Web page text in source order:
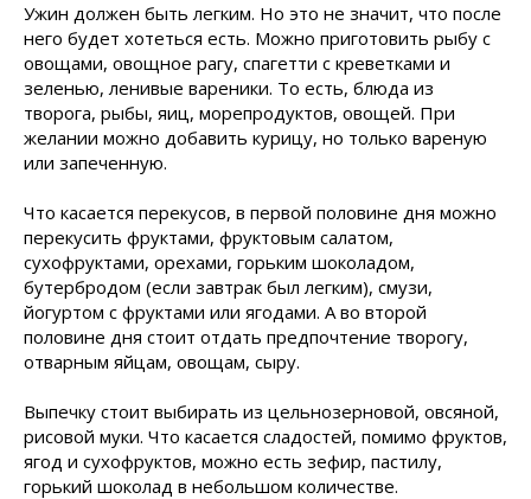
Ужин должен быть легким. Но это не значит, что после
него будет хотеться есть. Можно приготовить рыбу с
овощами, овощное рагу, спагетти с креветками и
зеленью, ленивые вареники. То есть, блюда из
творога, рыбы, яиц, морепродуктов, овощей. При
желании можно добавить курицу, но только вареную
или запеченную.
Что касается перекусов, в первой половине дня можно
перекусить фруктами, фруктовым салатом,
сухофруктами, орехами, горьким шоколадом,
бутербродом (если завтрак был легким), смузи,
йогуртом с фруктами или ягодами. А во второй
половине дня стоит отдать предпочтение творогу,
отварным яйцам, овощам, сыру.
Выпечку стоит выбирать из цельнозерновой, овсяной,
рисовой муки. Что касается сладостей, помимо фруктов,
ягод и сухофруктов, можно есть зефир, пастилу,
горький шоколад в небольшом количестве.